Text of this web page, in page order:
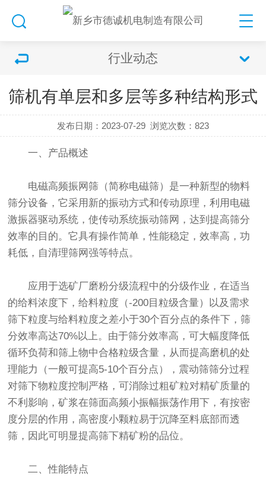
行业动态
筛机有单层和多层等多种结构形式
发布日期：2023-07-29 浏览次数：823
一、产品概述
电磁高频振网筛（简称电磁筛）是一种新型的物料
筛分设备，它采用新的振动方式和传动原理，利用电磁
激振器驱动系统，使传动系统振动筛网，达到提高筛分
效率的目的。它具有操作简单，性能稳定，效率高，功
耗低，自清理筛网强等特点。
应用于选矿厂磨粉分级流程中的分级作业，在适当
的给料浓度下，给料粒度（-200目粒级含量）以及需求
筛下粒度与给料粒度之差小于30个百分点的条件下，筛
分效率高达70%以上。由于筛分效率高，可大幅度降低
循环负荷和筛上物中合格粒级含量，从而提高磨机的处
理能力（一般可提高5-10个百分点）， 震动筛筛分过程
对筛下物粒度控制严格，可消除过粗矿粒对精矿质量的
不利影响，矿浆在筛面高频小振幅振荡作用下，有按密
度分层的作用，高密度小颗粒易于沉降至料底部而透
筛，因此可明显提高筛下精矿粉的品位。
二、性能特点